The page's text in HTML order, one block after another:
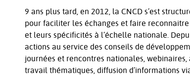
9 ans plus tard, en 2012, la CNCD s’est
pour faciliter les échanges et faire
et leurs spécificités à l’échelle nationale.
actions au service des conseils de
journées et rencontres nationales,
travail thématiques, diffusion d’informations